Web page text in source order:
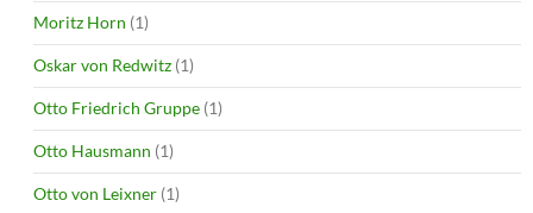
Moritz Horn (1)
Oskar von Redwitz (1)
Otto Friedrich Gruppe (1)
Otto Hausmann (1)
Otto von Leixner (1)